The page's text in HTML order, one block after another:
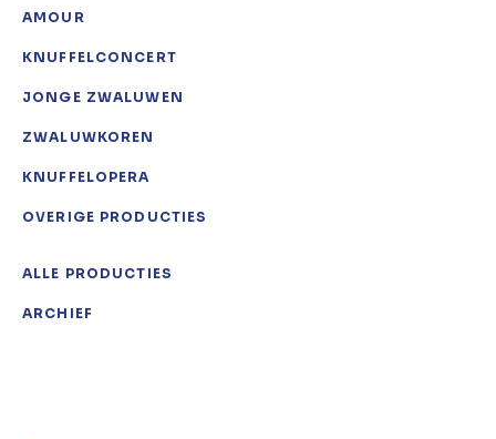
AMOUR
KNUFFELCONCERT
JONGE ZWALUWEN
ZWALUWKOREN
KNUFFELOPERA
OVERIGE PRODUCTIES
ALLE PRODUCTIES
ARCHIEF